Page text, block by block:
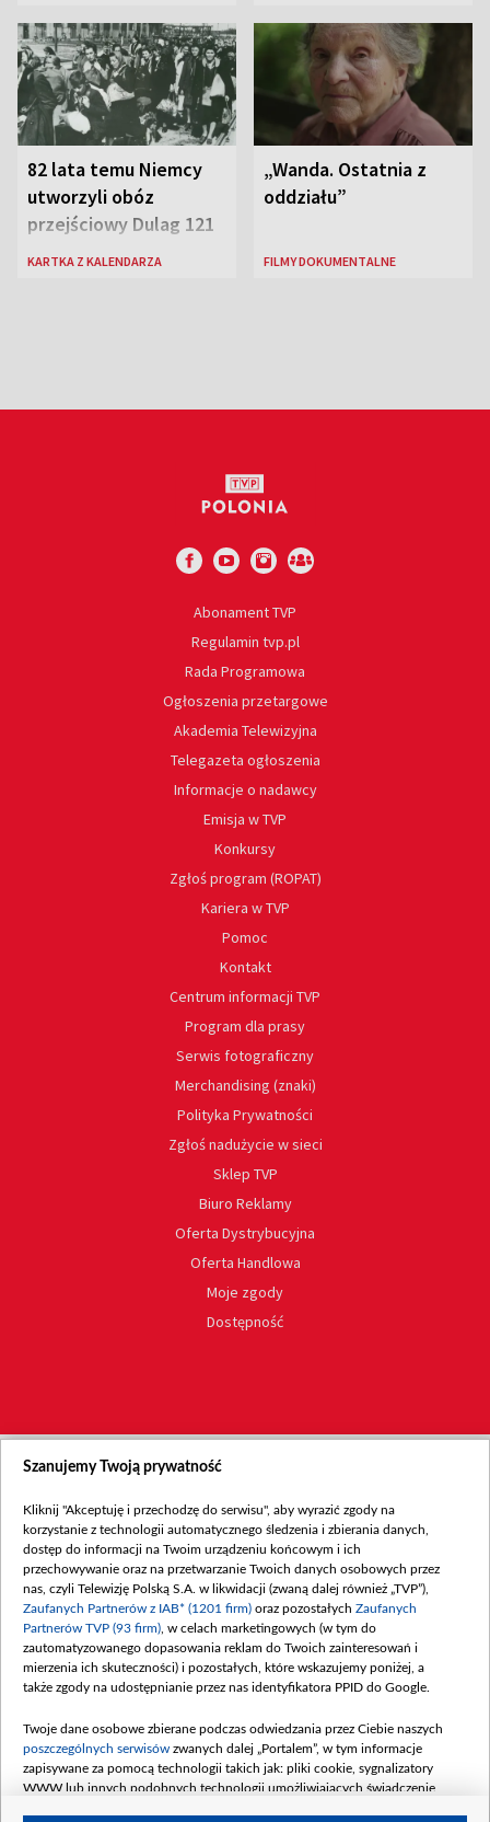
82 lata temu Niemcy
utworzyli obóz
przejściowy Dulag 121
KARTKA Z KALENDARZA
„Wanda. Ostatnia z
oddziału”
FILMY DOKUMENTALNE
Abonament TVP
Regulamin tvp.pl
Rada Programowa
Ogłoszenia przetargowe
Akademia Telewizyjna
Telegazeta ogłoszenia
Informacje o nadawcy
Emisja w TVP
Konkursy
Zgłoś program (ROPAT)
Kariera w TVP
Pomoc
Kontakt
Centrum informacji TVP
Program dla prasy
Serwis fotograficzny
Merchandising (znaki)
Polityka Prywatności
Zgłoś nadużycie w sieci
Sklep TVP
Biuro Reklamy
Oferta Dystrybucyjna
Oferta Handlowa
Moje zgody
Dostępność
Szanujemy Twoją prywatność
Kliknij "Akceptuję i przechodzę do serwisu", aby wyrazić zgody na
korzystanie z technologii automatycznego śledzenia i zbierania danych,
dostęp do informacji na Twoim urządzeniu końcowym i ich
przechowywanie oraz na przetwarzanie Twoich danych osobowych przez
nas, czyli Telewizję Polską S.A. w likwidacji (zwaną dalej również „TVP”),
Zaufanych Partnerów z IAB* (1201 firm) oraz pozostałych Zaufanych
Partnerów TVP (93 firm) , w celach marketingowych (w tym do
zautomatyzowanego dopasowania reklam do Twoich zainteresowań i
mierzenia ich skuteczności) i pozostałych, które wskazujemy poniżej, a
także zgody na udostępnianie przez nas identyfikatora PPID do Google.
Twoje dane osobowe zbierane podczas odwiedzania przez Ciebie naszych
poszczególnych serwisów zwanych dalej „Portalem”, w tym informacje
zapisywane za pomocą technologii takich jak: pliki cookie, sygnalizatory
WWW lub innych podobnych technologii umożliwiających świadczenie